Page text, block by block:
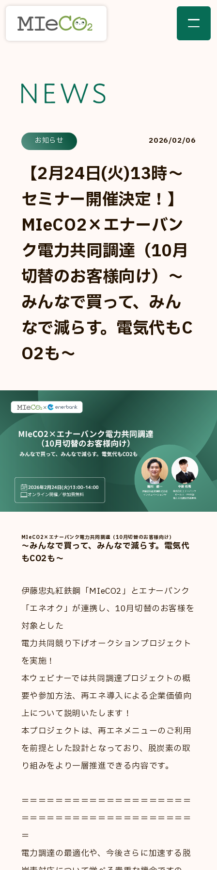
お知らせ 2026/02/06
【2月24日(火)13時～
セミナー開催決定！】
MIeCO2×エナーバン
ク電力共同調達（10月
切替のお客様向け）～
みんなで買って、みん
なで減らす。電気代もC
O2も～
MIeCO2×エナーバンク電力共同調達（10月切替のお客様向け）
〜みんなで買って、みんなで減らす。電気代
もCO2も〜
伊藤忠丸紅鉄鋼「MIeCO2」とエナーバンク
「エネオク」が連携し、10月切替のお客様を
対象とした
電力共同競り下げオークションプロジェクト
を実施！
本ウェビナーでは共同調達プロジェクトの概
要や参加方法、再エネ導入による企業価値向
上について説明いたします！
本プロジェクトは、再エネメニューのご利用
を前提とした設計となっており、脱炭素の取
り組みをより一層推進できる内容です。
＝＝＝＝＝＝＝＝＝＝＝＝＝＝＝＝＝＝＝＝
＝＝＝＝＝＝＝＝＝＝＝＝＝＝＝＝＝＝＝＝
＝
電力調達の最適化や、今後さらに加速する脱